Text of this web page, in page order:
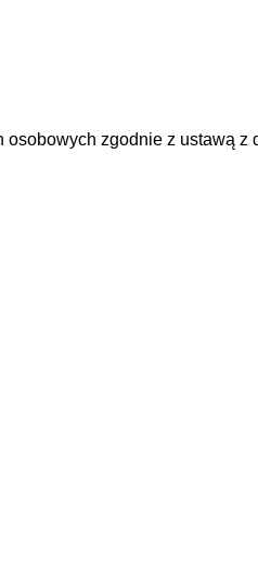
zgodnie z ustawą z